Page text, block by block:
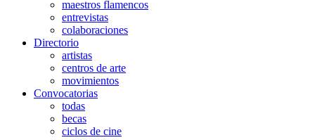
maestros flamencos
entrevistas
colaboraciones
Directorio
artistas
centros de arte
movimientos
Convocatorias
todas
becas
ciclos de cine